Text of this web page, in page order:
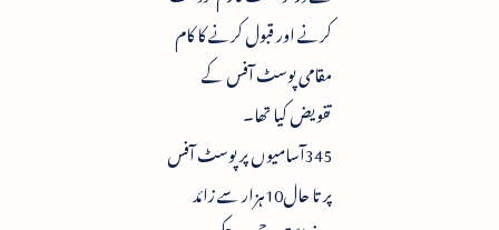
کرنے اور قبول کرنے کا کام
مقامی پوسٹ آفس کے
تفویض کیا تھا۔
345آسامیوں پر پوسٹ آفس
پر تا حال10ہزار سے زائد